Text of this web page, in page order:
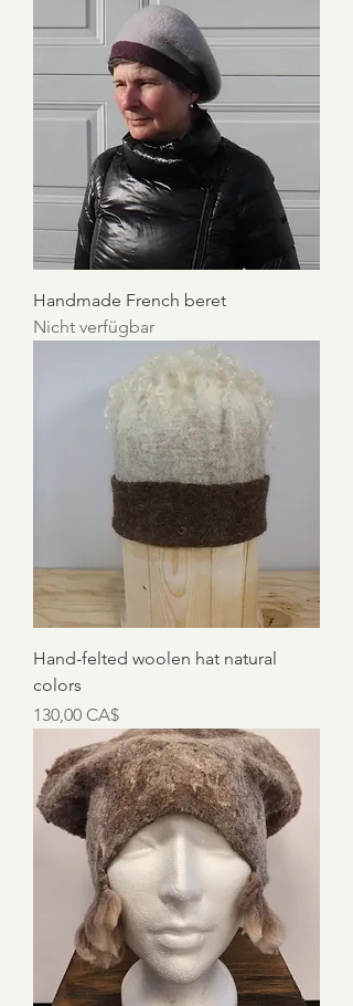
Handmade French beret
Nicht verfügbar
Hand-felted woolen hat natural
colors
Preis
130,00 CA$